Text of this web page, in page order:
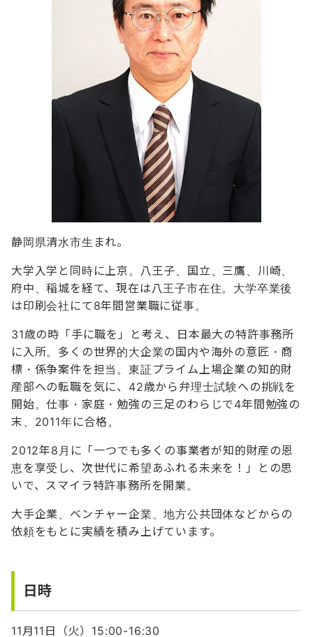
静岡県清水市生まれ。
大学入学と同時に上京。八王子、国立、三鷹、川崎、
府中、稲城を経て、現在は八王子市在住。大学卒業後
は印刷会社にて8年間営業職に従事。
31歳の時「手に職を」と考え、日本最大の特許事務所
に入所。多くの世界的大企業の国内や海外の意匠・商
標・係争案件を担当。東証プライム上場企業の知的財
産部への転職を気に、42歳から弁理士試験への挑戦を
開始。仕事・家庭・勉強の三足のわらじで4年間勉強の
末、2011年に合格。
2012年8月に「一つでも多くの事業者が知的財産の恩
恵を享受し、次世代に希望あふれる未来を！」との思
いで、スマイラ特許事務所を開業。
大手企業、ベンチャー企業、地方公共団体などからの
依頼をもとに実績を積み上げています。
日時
11月11日（火）15:00-16:30